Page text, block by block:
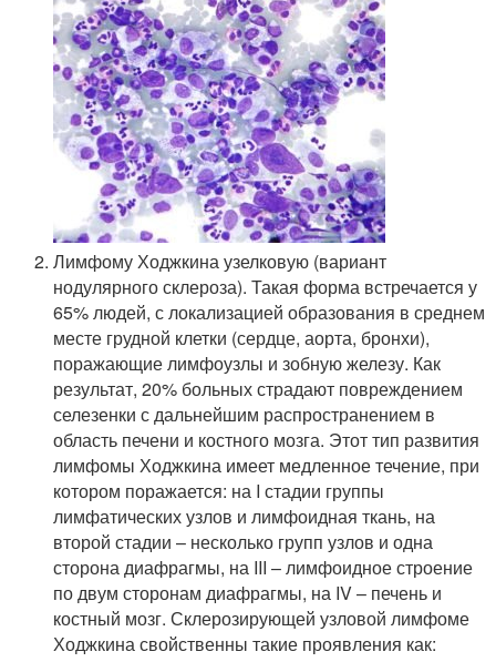
Лимфому Ходжкина узелковую (вариант
нодулярного склероза). Такая форма встречается у
65% людей, с локализацией образования в среднем
месте грудной клетки (сердце, аорта, бронхи),
поражающие лимфоузлы и зобную железу. Как
результат, 20% больных страдают повреждением
селезенки с дальнейшим распространением в
область печени и костного мозга. Этот тип развития
лимфомы Ходжкина имеет медленное течение, при
котором поражается: на I стадии группы
лимфатических узлов и лимфоидная ткань, на
второй стадии – несколько групп узлов и одна
сторона диафрагмы, на III – лимфоидное строение
по двум сторонам диафрагмы, на IV – печень и
костный мозг. Склерозирующей узловой лимфоме
Ходжкина свойственны такие проявления как: